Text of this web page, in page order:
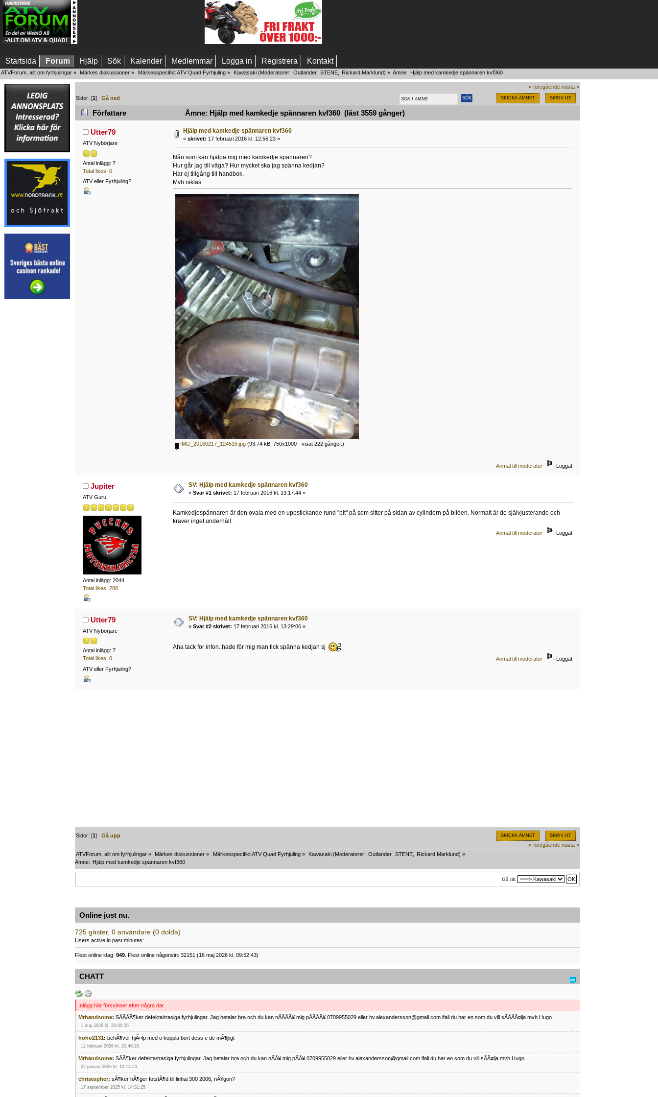
Startsida Forum Hjälp Sök Kalender Medlemmar Logga in Registrera Kontakt
ATVForum, allt om fyrhjulingar » Märkes diskussioner » Märkesspecifikt ATV Quad Fyrhjuling» Kawasaki(Moderatorer: Outlander, STENE, Rickard Marklund) » Ämne: Hjälp med kamkedje spännaren kvf360
« föregående nästa »
SKICKA ÄMNET SKRIV UT
Sidor: [1]Gå ned
Författare Ämne: Hjälp med kamkedje spännaren kvf360 (läst 3559 gånger)
Utter79
ATV Nybörjare
Antal inlägg: 7
Total likes: 0
ATV eller Fyrhjuling?
Hjälp med kamkedje spännaren kvf360
« skrivet: 17 februari 2016 kl. 12:56:23 »
Nån som kan hjälpa mig med kamkedje spännaren?
Hur går jag till väga? Hur mycket ska jag spänna kedjan?
Har ej tillgång till handbok.
Mvh niklas
IMG_20160217_124515.jpg(93.74 kB, 750x1000 - visat 222 gånger.)
Anmäl till moderator Loggat
Jupiter
ATV Guru
Antal inlägg: 2044
Total likes: 288
SV: Hjälp med kamkedje spännaren kvf360
« Svar #1 skrivet: 17 februari 2016 kl. 13:17:44 »
Kamkedjespännaren är den ovala med en uppstickande rund "bit" på som sitter på sidan av cylindern på bilden. Normalt är de självjusterande och
kräver inget underhåll.
Anmäl till moderator Loggat
Utter79
ATV Nybörjare
Antal inlägg: 7
Total likes: 0
ATV eller Fyrhjuling?
SV: Hjälp med kamkedje spännaren kvf360
« Svar #2 skrivet: 17 februari 2016 kl. 13:29:06 »
Aha tack för infon..hade för mig man fick spänna kedjan sj
Anmäl till moderator Loggat
SKICKA ÄMNET SKRIV UT
Sidor: [1]Gå upp
« föregående nästa »
ATVForum, allt om fyrhjulingar » Märkes diskussioner » Märkesspecifikt ATV Quad Fyrhjuling» Kawasaki(Moderatorer: Outlander, STENE, Rickard Marklund) »
Ämne:
Hjälp med kamkedje spännaren kvf360
Gå till:
Online just nu.
725 gäster, 0 användare (0 dolda)
Users active in past minutes:
Flest online idag: 949 . Flest online någonsin: 32151 (16 maj 2026 kl. 09:52:43)
CHATT
Inlägg här försvinner efter några dar.
Mrhandsome: SÃÂÃÂ¶ker defekta/trasiga fyrhjulingar. Jag betalar bra och du kan nÃÂÃÂ¥ mig pÃÂÃÂ¥ 0709955029 eller hv.alexandersson@gmail.com ifall du har en som du vill sÃÂÃÂ¤lja mvh Hugo
1 maj 2026 kl. 20:00:35
hoho2131: behÃ¶ver hjÃ¤lp med o koppla bort dess e de mÃ¶jligt
12 februari 2026 kl. 20:46:20
Mrhandsome: SÃÂ¶ker defekta/trasiga fyrhjulingar. Jag betalar bra och du kan nÃÂ¥ mig pÃÂ¥ 0709955029 eller hv.alexandersson@gmail.com ifall du har en som du vill sÃÂ¤lja mvh Hugo
25 januari 2026 kl. 10:14:23
christopher: sÃ¶ker hÃ¶ger fotstÃ¶d till linhai 300 2006, nÃ¥gon?
17 september 2025 kl. 14:31:25